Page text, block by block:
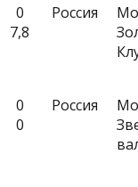
0
7,8
Россия
0
0
Россия